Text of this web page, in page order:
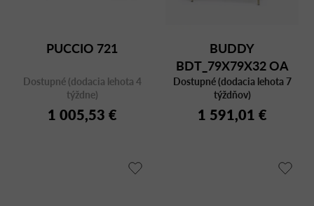
PUCCIO 721
Dostupné (dodacia lehota 4
týždne)
1 005,53 €
BUDDY
BDT_79X79X32 OA
MARBLE
Dostupné (dodacia lehota 7
týždňov)
1 591,01 €